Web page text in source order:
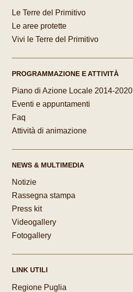
Le Terre del Primitivo
Le aree protette
Vivi le Terre del Primitivo
PROGRAMMAZIONE E ATTIVITÀ
Piano di Azione Locale 2014-2020
Eventi e appuntamenti
Faq
Attività di animazione
NEWS & MULTIMEDIA
Notizie
Rassegna stampa
Press kit
Videogallery
Fotogallery
LINK UTILI
Regione Puglia